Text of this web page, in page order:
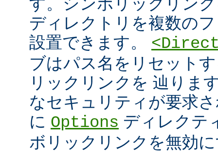
ディレクトリを複数の
設置できます。
ブはパス名をリセット
リックリンクを 辿りま
なセキュリティが要求
に Options ディレクテ
ボリックリンクを無効